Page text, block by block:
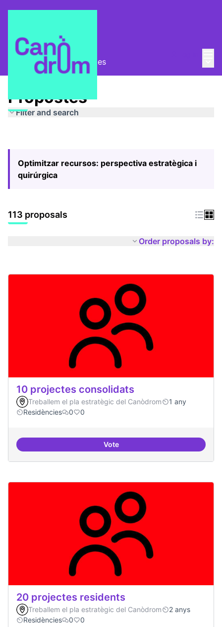
Pla Estratègic Propostes
Propostes
Filter and search
Optimitzar recursos: perspectiva estratègica i
quirúrgica
113 proposals
Order proposals by:
10 projectes consolidats
Treballem el pla estratègic del Canòdrom
1 any
Residències
0 0
Vote10 projectes consolidats
20 projectes residents
Treballem el pla estratègic del Canòdrom
2 anys
Residències
0 0